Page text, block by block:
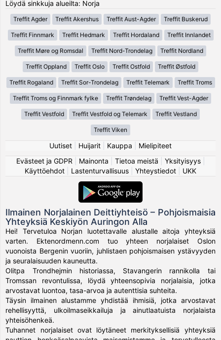
Löydä sinkkuja alueilta: Norja
Treffit Agder Treffit Akershus Treffit Aust-Agder Treffit Buskerud
Treffit Finnmark Treffit Hedmark Treffit Hordaland Treffit Innlandet
Treffit Møre og Romsdal Treffit Nord-Trondelag Treffit Nordland
Treffit Oppland Treffit Oslo Treffit Ostfold Treffit Østfold
Treffit Rogaland Treffit Sor-Trondelag Treffit Telemark Treffit Troms
Treffit Troms og Finnmark fylke Treffit Trøndelag Treffit Vest-Agder
Treffit Vestfold Treffit Vestfold og Telemark Treffit Vestland
Treffit Viken
Uutiset Huijarit Kauppa
Mielipiteet
Evästeet ja GDPR
Mainonta Tietoa meistä Yksityisyys|
Käyttöehdot
Lastenturvallisuus Yhteystiedot UKK
Ilmainen Norjalainen Deittiyhteisö – Pohjoismaisia
Yhteyksiä Keskiyön Auringon Alla
Hei! Tervetuloa Norjan luotettavalle alustalle aitoja yhteyksiä
varten. Ektenordmenn.com tuo yhteen norjalaiset Oslon
vuonoista Bergenin vuoriin, juhlistaen pohjoismaisen ystävyyden
ja seuralaisuuden kauneutta.
Olitpa Trondhejmin historiassa, Stavangerin rannikolla tai
Tromssan revontulissa, löydä yhteensopivia norjalaisia, jotka
arvostavat luontoa, tasa-arvoa ja autenttisia suhteita.
Täysin ilmainen alustamme yhdistää ihmisiä, jotka arvostavat
rehellisyyttä, ulkoilmaseikkailuja ja ainutlaatuista norjalaista
yhteisöhenkeä.
Tuhannet norjalaiset ovat löytäneet merkityksellisiä yhteyksiä